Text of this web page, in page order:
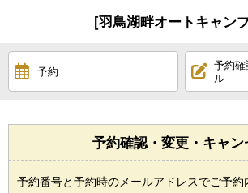
[羽鳥湖畔オートキャン
予約
予約
ル
予約確認・変更・キャン
予約番号と予約時のメールアドレスでご予約